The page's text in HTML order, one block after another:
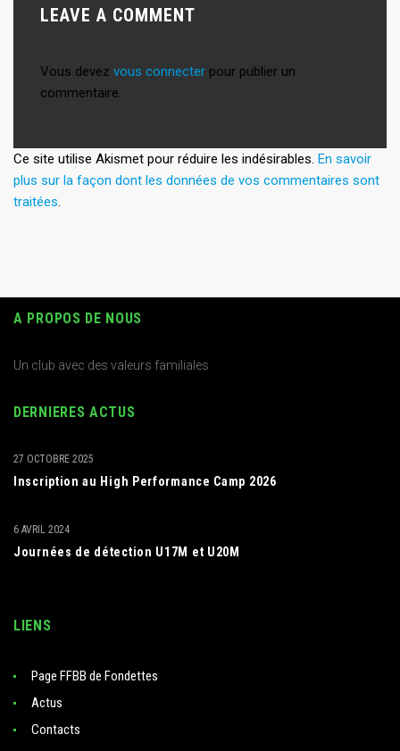
LEAVE A COMMENT
Vous devez vous connecter pour publier un
commentaire.
Ce site utilise Akismet pour réduire les indésirables. En savoir
plus sur la façon dont les données de vos commentaires sont
traitées.
A PROPOS DE NOUS
Un club avec des valeurs familiales
DERNIERES ACTUS
Inscription au High Performance Camp 2026
27 OCTOBRE 2025
Journées de détection U17M et U20M
6 AVRIL 2024
LIENS
Page FFBB de Fondettes
Actus
Contacts